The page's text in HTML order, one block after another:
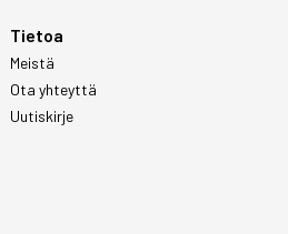
Tietoa
Meistä
Ota yhteyttä
Uutiskirje